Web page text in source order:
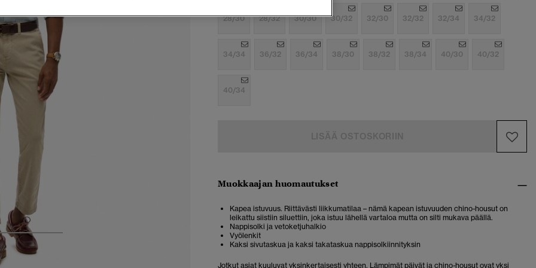
3 4
28/30 28/32 30/30 30/32 32/30 32/32 32/34 34/32
34/34 36/32 36/34 38/30 38/32 38/34 40/30 40/32
40/34
Muokkaajan huomautukset
Kapea istuvuus. Riittävästi liikkumatilaa – nämä kapean istuvuuden chino-housut on
leikattu siistiin siluettiin, joka istuu lähellä vartaloa mutta on silti mukava päällä.
Nappisolki ja vetoketjuhalkio
Vyölenkit
Kaksi sivutaskua ja kaksi takataskua nappisolkiinnityksin
Jotkut asiat kuuluvat yksinkertaisesti yhteen. Lämpimät päivät ja chino-housut ovat yksi